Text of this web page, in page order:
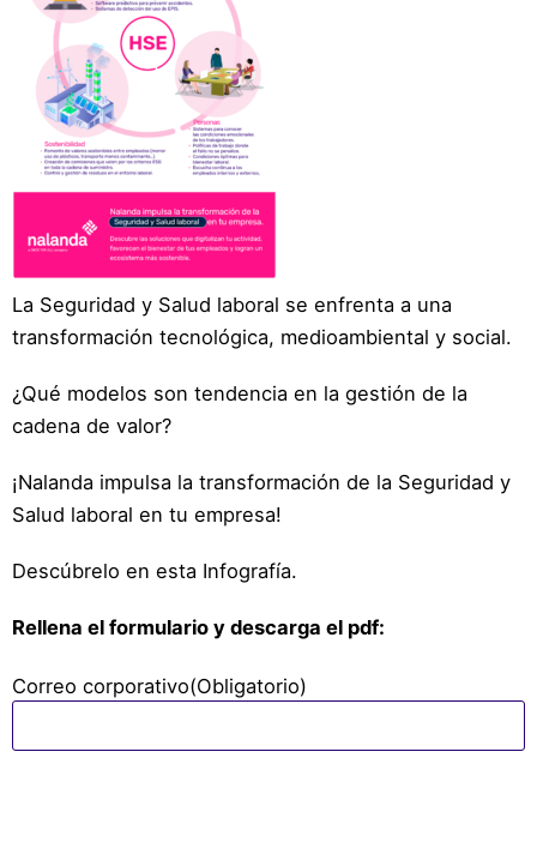
Partners
Español
Entrar
La Seguridad y Salud laboral se enfrenta a una
transformación tecnológica, medioambiental y social.
¿Qué modelos son tendencia en la gestión de la
cadena de valor?
¡Nalanda impulsa la transformación de la Seguridad y
Salud laboral en tu empresa!
Descúbrelo en esta Infografía.
Rellena el formulario y descarga el pdf:
Correo corporativo(Obligatorio)